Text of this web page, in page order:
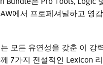
에서 프로페셔널하고 영
모든 유연성을 갖춘 이 강
7가지 전설적인 Lexicon